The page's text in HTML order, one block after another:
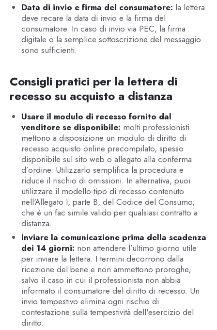
Data di invio e firma del consumatore: la lettera
deve recare la data di invio e la firma del
consumatore. In caso di invio via PEC, la firma
digitale o la semplice sottoscrizione del messaggio
sono sufficienti.
Consigli pratici per la lettera di
recesso su acquisto a distanza
Usare il modulo di recesso fornito dal
venditore se disponibile: molti professionisti
mettono a disposizione un modulo di diritto di
recesso acquisto online precompilato, spesso
disponibile sul sito web o allegato alla conferma
d’ordine. Utilizzarlo semplifica la procedura e
riduce il rischio di omissioni. In alternativa, puoi
utilizzare il modello-tipo di recesso contenuto
nell'Allegato I, parte B, del Codice del Consumo,
che è un fac simile valido per qualsiasi contratto a
distanza.
Inviare la comunicazione prima della scadenza
dei 14 giorni: non attendere l’ultimo giorno utile
per inviare la lettera. I termini decorrono dalla
ricezione del bene e non ammettono proroghe,
salvo il caso in cui il professionista non abbia
informato il consumatore del diritto di recesso. Un
invio tempestivo elimina ogni rischio di
contestazione sulla tempestività dell'esercizio del
diritto.